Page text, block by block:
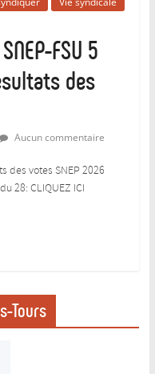
FSU 5
des
Aucun commentaire
des votes SNEP 2026
28: CLIQUEZ ICI
Tours